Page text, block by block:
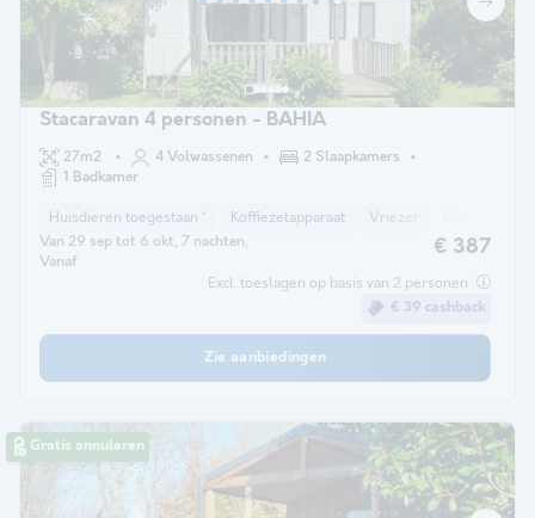
Stacaravan 4 personen - BAHIA
27m2 4 Volwassenen
2 Slaapkamers
1 Badkamer
Huisdieren toegestaan * Koffiezetapparaat Vriezer
Van 29 sep tot 6 okt, 7 nachten,
Vanaf
€ 387
Excl. toeslagen op basis van 2 personen
€ 39 cashback
Zie aanbiedingen
Gratis annuleren